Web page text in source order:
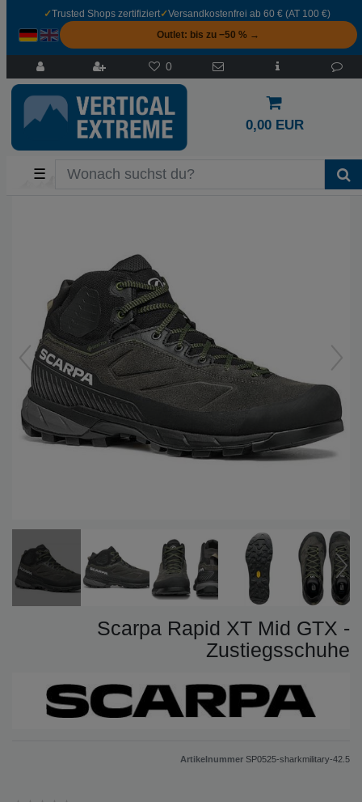
✓Trusted Shops zertifiziert✓Versandkostenfrei ab 60 € (AT 100 €)
Outlet: bis zu −50 % →
0
0,00 EUR
☰
Scarpa Rapid XT Mid GTX -
Zustiegsschuhe
Artikelnummer SP0525-sharkmilitary-42.5